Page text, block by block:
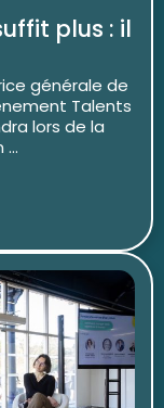
plus : il
générale de
Talents
lors de la